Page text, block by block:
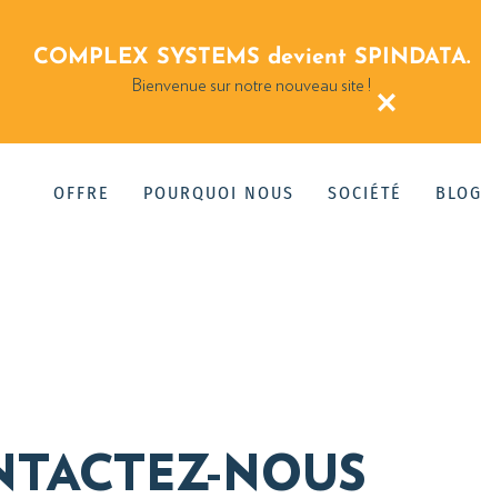
COMPLEX SYSTEMS devient SPINDATA.
Bienvenue sur notre nouveau site ! ×
OFFRE POURQUOI NOUS SOCIÉTÉ BLOG
NOUS